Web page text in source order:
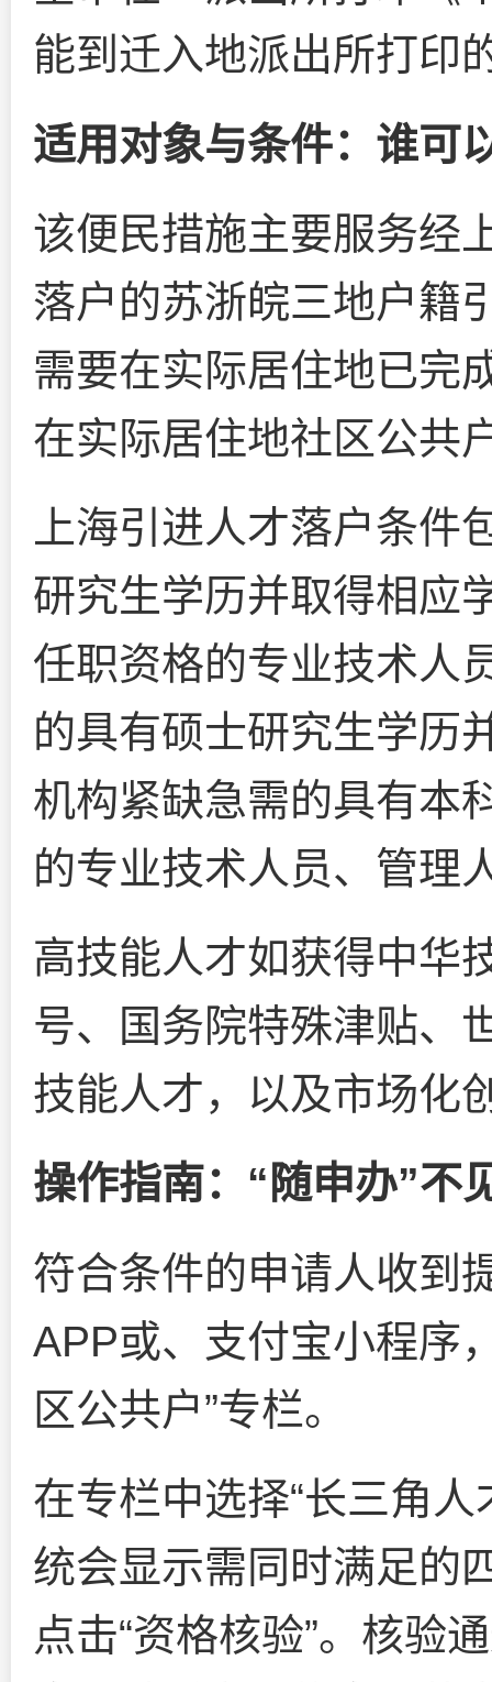
能到迁入地派出所打印
适用对象与条件：谁可
该便民措施主要服务经
落户的苏浙皖三地户籍
需要在实际居住地已完
在实际居住地社区公共
上海引进人才落户条件
研究生学历并取得相应
任职资格的专业技术人
的具有硕士研究生学历
机构紧缺急需的具有本
的专业技术人员、管理
高技能人才如获得中华
号、国务院特殊津贴、
技能人才，以及市场化
操作指南：“随申办”不
符合条件的申请人收到
APP或、支付宝小程序
区公共户”专栏。
在专栏中选择“长三角
统会显示需同时满足的
点击“资格核验”。核验